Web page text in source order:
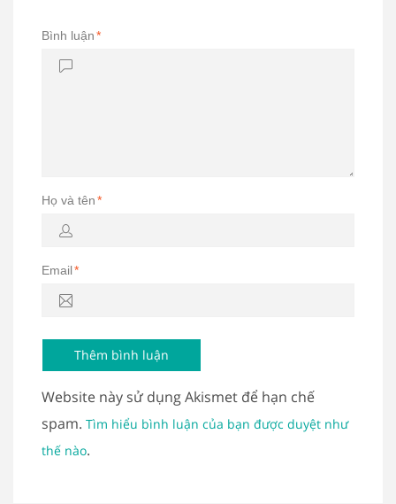
Bình luận*
Họ và tên*
Email*
Website này sử dụng Akismet để hạn chế
spam. Tìm hiểu bình luận của bạn được duyệt như
thế nào.